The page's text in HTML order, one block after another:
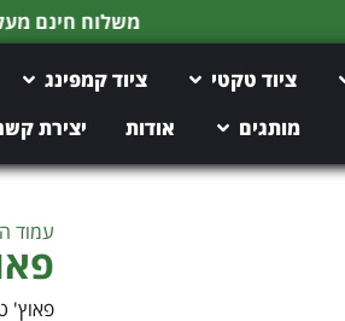
משלוח חינם מעל 150 ש"ח
ציוד טקטי ציוד קמפינג
מותגים
אודות יצירת
עמוד